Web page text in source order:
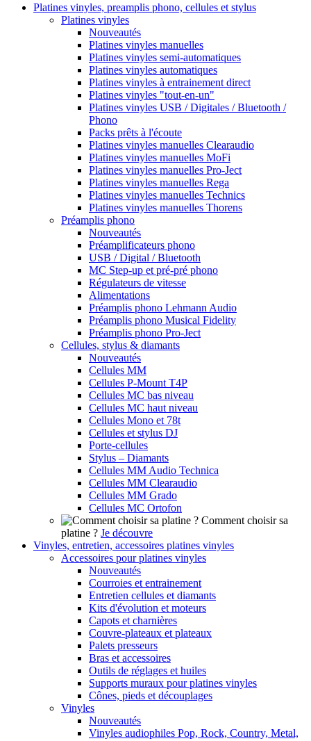
Platines vinyles, preamplis phono, cellules et stylus
Platines vinyles
Nouveautés
Platines vinyles manuelles
Platines vinyles semi-automatiques
Platines vinyles automatiques
Platines vinyles à entrainement direct
Platines vinyles "tout-en-un"
Platines vinyles USB / Digitales / Bluetooth /
Phono
Packs prêts à l'écoute
Platines vinyles manuelles Clearaudio
Platines vinyles manuelles MoFi
Platines vinyles manuelles Pro-Ject
Platines vinyles manuelles Rega
Platines vinyles manuelles Technics
Platines vinyles manuelles Thorens
Préamplis phono
Nouveautés
Préamplificateurs phono
USB / Digital / Bluetooth
MC Step-up et pré-pré phono
Régulateurs de vitesse
Alimentations
Préamplis phono Lehmann Audio
Préamplis phono Musical Fidelity
Préamplis phono Pro-Ject
Cellules, stylus & diamants
Nouveautés
Cellules MM
Cellules P-Mount T4P
Cellules MC bas niveau
Cellules MC haut niveau
Cellules Mono et 78t
Cellules et stylus DJ
Porte-cellules
Stylus – Diamants
Cellules MM Audio Technica
Cellules MM Clearaudio
Cellules MM Grado
Cellules MC Ortofon
Comment choisir sa
platine ? Je découvre
Vinyles, entretien, accessoires platines vinyles
Accessoires pour platines vinyles
Nouveautés
Courroies et entrainement
Entretien cellules et diamants
Kits d'évolution et moteurs
Capots et charnières
Couvre-plateaux et plateaux
Palets presseurs
Bras et accessoires
Outils de réglages et huiles
Supports muraux pour platines vinyles
Cônes, pieds et découplages
Vinyles
Nouveautés
Vinyles audiophiles Pop, Rock, Country, Metal,